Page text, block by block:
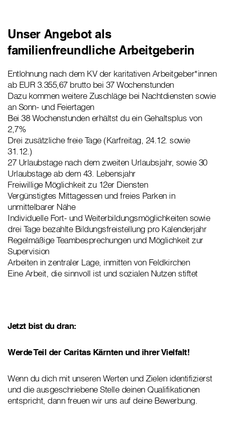
Unser Angebot als
familienfreundliche Arbeitgeberin
Entlohnung nach dem KV der karitativen Arbeitgeber*innen
ab EUR 3.355,67 brutto bei 37 Wochenstunden
Dazu kommen weitere Zuschläge bei Nachtdiensten sowie
an Sonn- und Feiertagen
Bei 38 Wochenstunden erhältst du ein Gehaltsplus von
2,7%
Drei zusätzliche freie Tage (Karfreitag, 24.12. sowie
31.12.)
27 Urlaubstage nach dem zweiten Urlaubsjahr, sowie 30
Urlaubstage ab dem 43. Lebensjahr
Freiwillige Möglichkeit zu 12er Diensten
Vergünstigtes Mittagessen und freies Parken in
unmittelbarer Nähe
Individuelle Fort- und Weiterbildungsmöglichkeiten sowie
drei Tage bezahlte Bildungsfreistellung pro Kalenderjahr
Regelmäßige Teambesprechungen und Möglichkeit zur
Supervision
Arbeiten in zentraler Lage, inmitten von Feldkirchen
Eine Arbeit, die sinnvoll ist und sozialen Nutzen stiftet
Jetzt bist du dran:
Werde Teil der Caritas Kärnten und ihrer Vielfalt!
Wenn du dich mit unseren Werten und Zielen identifizierst
und die ausgeschriebene Stelle deinen Qualifikationen
entspricht, dann freuen wir uns auf deine Bewerbung.